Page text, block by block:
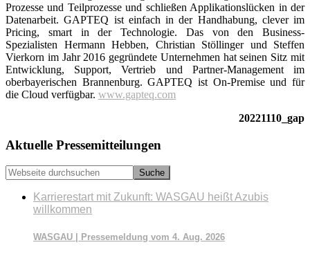
Prozesse und Teilprozesse und schließen Applikationslücken in der
Datenarbeit. GAPTEQ ist einfach in der Handhabung, clever im
Pricing, smart in der Technologie. Das von den Business-
Spezialisten Hermann Hebben, Christian Stöllinger und Steffen
Vierkorn im Jahr 2016 gegründete Unternehmen hat seinen Sitz mit
Entwicklung, Support, Vertrieb und Partner-Management im
oberbayerischen Brannenburg. GAPTEQ ist On-Premise und für
die Cloud verfügbar. www.gapteq.com
20221110_gap
Seitenspalte
Aktuelle Pressemitteilungen
Webseite
durchsuchen
Karrierestart mit Zukunft: WASGAU heißt Azubis
willkommen
WASGAU | Pressemeldung vom 4. Aug. 2026